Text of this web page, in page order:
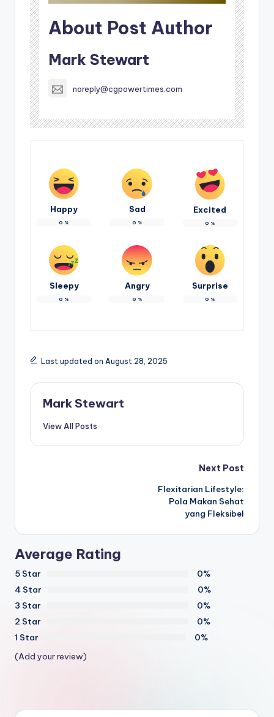
About Post Author
Mark Stewart
noreply@cgpowertimes.com
Happy
0 %
Sad
0 %
Excited
0 %
Sleepy
0 %
Angry
0 %
Surprise
0 %
Last updated on August 28, 2025
Mark Stewart
View All Posts
Next Post
Flexitarian Lifestyle:
Pola Makan Sehat
yang Fleksibel
Average Rating
5 Star
0%
4 Star
0%
3 Star
0%
2 Star
0%
1 Star
0%
(Add your review)